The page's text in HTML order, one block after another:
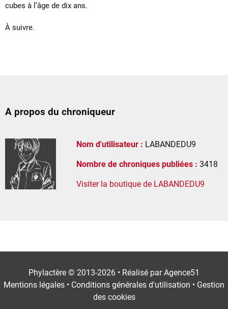
cubes à l’âge de dix ans.
À suivre.
A propos du chroniqueur
Nom d'utilisateur : LABANDEDU9
Nombre de chroniques publiées : 3418
Visiter la boutique de LABANDEDU9
Phylactère © 2013-2026 • Réalisé parAgence51
Mentions légales • Conditions générales d'utilisation • Gestion
des cookies